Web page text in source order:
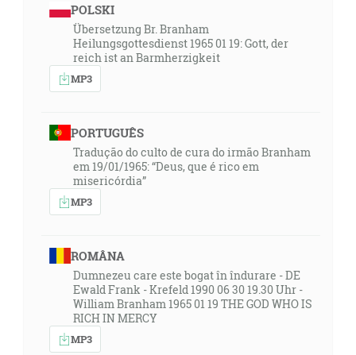
POLSKI
Übersetzung Br. Branham
Heilungsgottesdienst 1965 01 19: Gott, der
reich ist an Barmherzigkeit
MP3
PORTUGUÊS
Tradução do culto de cura do irmão Branham
em 19/01/1965: “Deus, que é rico em
misericórdia”
MP3
ROMÂNA
Dumnezeu care este bogat în îndurare - DE
Ewald Frank - Krefeld 1990 06 30 19.30 Uhr -
William Branham 1965 01 19 THE GOD WHO IS
RICH IN MERCY
MP3